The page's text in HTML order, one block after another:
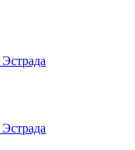
Эстрада
Эстрада